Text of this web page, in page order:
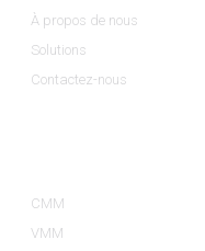
À propos de nous
Solutions
Contactez-nous
CMM
VMM